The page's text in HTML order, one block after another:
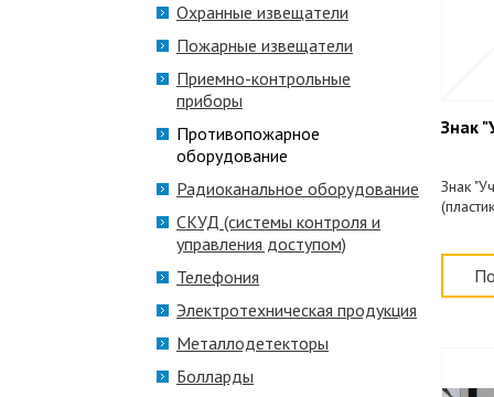
Знак
Знак
Охранные извещатели
Пожарные извещатели
Приемно-контрольные
приборы
Противопожарное
оборудование
Радиоканальное оборудование
СКУД (системы контроля и
управления доступом)
Телефония
Электротехническая продукция
Металлодетекторы
Болларды